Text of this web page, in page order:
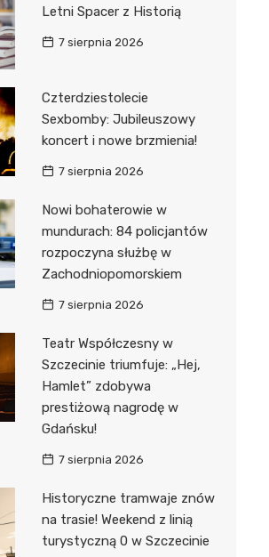
Letni Spacer z Historią
7 sierpnia 2026
Czterdziestolecie
Sexbomby: Jubileuszowy
koncert i nowe brzmienia!
7 sierpnia 2026
Nowi bohaterowie w
mundurach: 84 policjantów
rozpoczyna służbę w
Zachodniopomorskiem
7 sierpnia 2026
Teatr Współczesny w
Szczecinie triumfuje: „Hej,
Hamlet” zdobywa
prestiżową nagrodę w
Gdańsku!
7 sierpnia 2026
Historyczne tramwaje znów
na trasie! Weekend z linią
turystyczną 0 w Szczecinie